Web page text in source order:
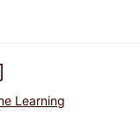
Learning